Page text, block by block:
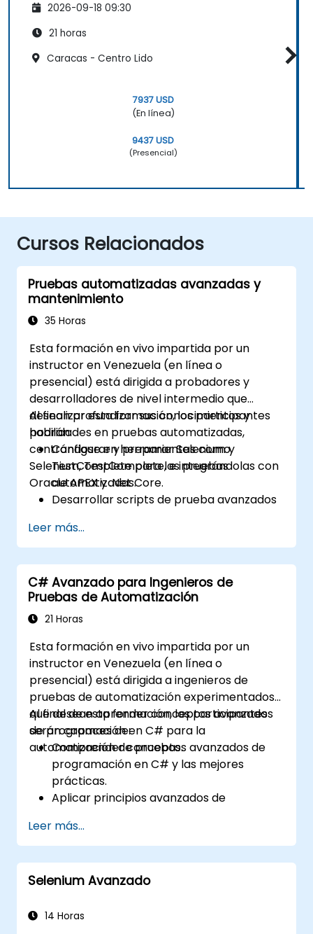
2026-09-18 09:30
21 horas
Caracas - Centro Lido
7937 USD
(En línea)
9437 USD
(Presencial)
Cursos Relacionados
Pruebas automatizadas avanzadas y
mantenimiento
35 Horas
Esta formación en vivo impartida por un
instructor en Venezuela (en línea o
presencial) está dirigida a probadores y
desarrolladores de nivel intermedio que
desean profundizar sus conocimientos y
habilidades en pruebas automatizadas,
centrándose en herramientas como
Selenium, TestComplete, e integrándolas con
Oracle APEX y .Net Core.
Al finalizar esta formación, los participantes
podrán:
Configurar y preparar Selenium y
TestComplete para las pruebas
automatizadas.
Desarrollar scripts de prueba avanzados
Integrar las pruebas automatizadas con
aplicaciones de Oracle APEX y .Net Core.
Aplicar técnicas de aprendizaje
automático para mejorar la
automatización de las pruebas.
Realizar una transición efectiva desde las
automatizadas.
Gestionar proyectos de prueba
subcontratados y mantener los
estándares de calidad.
Leer más...
C# Avanzado para Ingenieros de
Pruebas de Automatización
21 Horas
Esta formación en vivo impartida por un
instructor en Venezuela (en línea o
presencial) está dirigida a ingenieros de
pruebas de automatización experimentados
que desean aprender conceptos avanzados
de programación en C# para la
automatización de pruebas.
Al final de esta formación, los participantes
serán capaces de:
Comprender conceptos avanzados de
programación en C# y las mejores
prácticas.
Aplicar principios avanzados de
crear soluciones de automatización
eficientes y flexibles.
Diseñar y desarrollar marcos de trabajo
de automatización modulares y
prácticas de la industria.
Leer más...
Selenium Avanzado
14 Horas